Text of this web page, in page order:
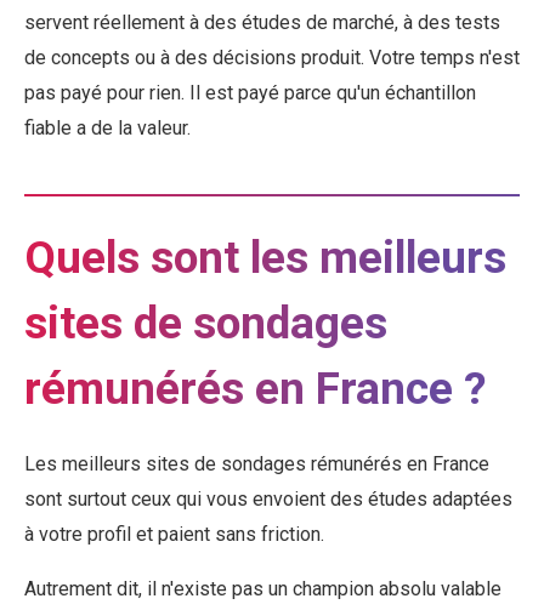
servent réellement à des études de marché, à des tests
de concepts ou à des décisions produit. Votre temps n'est
pas payé pour rien. Il est payé parce qu'un échantillon
fiable a de la valeur.
Quels sont les meilleurs
sites de sondages
rémunérés en France ?
Les meilleurs sites de sondages rémunérés en France
sont surtout ceux qui vous envoient des études adaptées
à votre profil et paient sans friction.
Autrement dit, il n'existe pas un champion absolu valable